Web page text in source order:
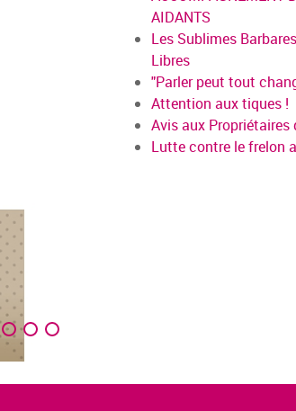
AIDANTS
Les Sublimes
Libres
"Parler peut tout
Attention aux tiques !
Avis aux Propriétaires
Lutte contre le frelon